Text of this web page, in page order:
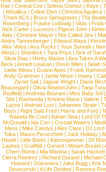
Rae |Central Cee |Selena Gomez |Raye |
| Metallica | Celine Dion | Christina Aguilera |
Charli XCX |Bruce Springsteen |The
Rosenberg | Frauke Ludowig | Vitas | Frida
Nick Carter | Lucenzo | Pigeon John |
Aida |Christine Mayer |Not Called Jinx |
Andre Tannenberger | Edward Maya |
Alex Velea | Ava Rocks | Youn Sunnah |
MissLi | Shonlock | Tara Priya | Sick of
Silvia Dias |Henry Maske |Ava Takes A
Beck |Annett Louisan |Devin Miles |Selah
Liebe Minou |Guano Apes |Frank Ramond
Andy Grammer |Jamie Woon | Imany |
Ziynet Sali |Jaguar Wright |Diane
Beauregard |Olivia NewtonJohn |Tarja
Redfield | Andreas Bourani | Miss Baby Sol
Slot | Rasheeda | Kristina Maria | Valerie |
Lazee | Android Lust | Johannes Strate |
Boys | Right Said Fred | Harris and Ford |
Yolanda Be Cool |Adrian Sina |Lord Of
McDonald | Ida Corr |Crystal Waters |
Mess | Mike Candys | Alex Clare | DJ Lord
Toka | Mauro Perucchetti | Jack Holiday |
Hewitt |Little Boots |Katzenjammer |Of
Lashes |Graffiti6 |Gerard |Miriam Bryant |
Cherri Bomb | Mia Martina | Sarah Hackett
Cierra Ramirez | Richard Durand | Michael
Howard |Dolcenera |Jake Bugg |Kris
Devecerski |A Life Divided |Ramona